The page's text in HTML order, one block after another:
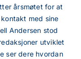
årsmøtet for at
med sine
Andersen stod
utviklet
ser dere hvordan